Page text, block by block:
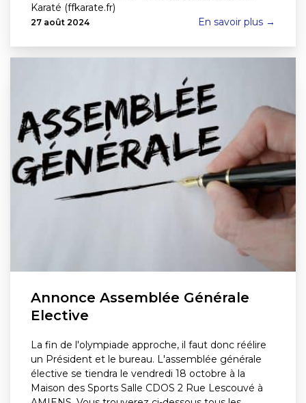
Karaté (ffkarate.fr)
27 août 2024 En savoir plus →
Annonce Assemblée Générale
Elective
La fin de l'olympiade approche, il faut donc réélire
un Président et le bureau. L'assemblée générale
élective se tiendra le vendredi 18 octobre à la
Maison des Sports Salle CDOS 2 Rue Lescouvé à